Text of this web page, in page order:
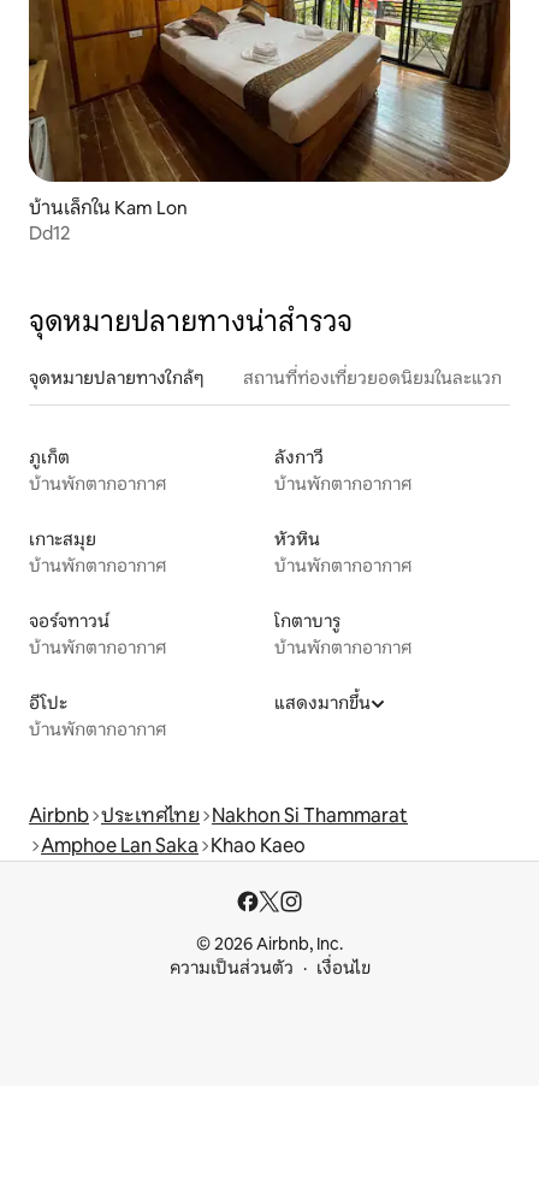
บ้านเล็กใน Kam Lon
Dd12
จุดหมายปลายทางน่าสำรวจ
จุดหมายปลายทางใกล้ๆ สถานที่ท่องเที่ยวยอดนิยมในละแวก
ภูเก็ต
บ้านพักตากอากาศ
ลังกาวี
บ้านพักตากอากาศ
เกาะสมุย
บ้านพักตากอากาศ
หัวหิน
บ้านพักตากอากาศ
จอร์จทาวน์
บ้านพักตากอากาศ
โกตาบารู
บ้านพักตากอากาศ
อีโปะ
บ้านพักตากอากาศ
แสดงมากขึ้น
Airbnb ประเทศไทย Nakhon Si Thammarat
Amphoe Lan Saka Khao Kaeo
© 2026 Airbnb, Inc.
ความเป็นส่วนตัว
เงื่อนไข